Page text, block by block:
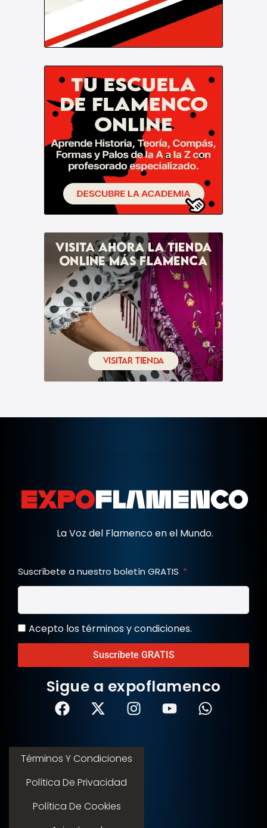
La Voz del Flamenco en el Mundo.
Suscríbete a nuestro boletín GRATIS
Acepto los términos y condiciones.
Suscríbete GRATIS
Sigue a expoflamenco
Términos Y Condiciones
Política De Privacidad
Política De Cookies